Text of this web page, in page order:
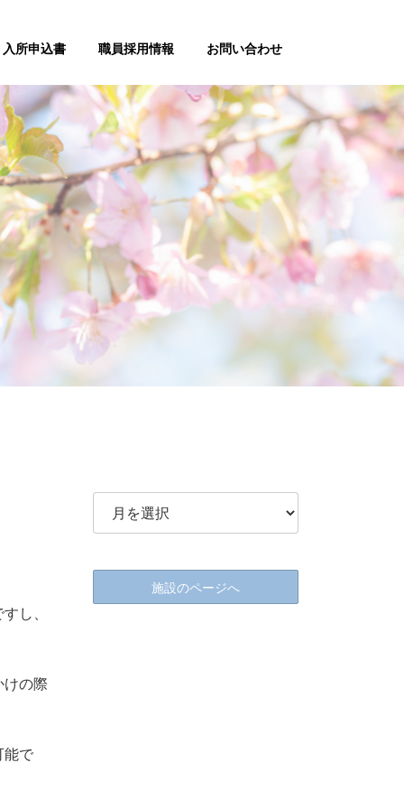
入所申込書 職員採用情報 お問い合わせ
し、
けの際
能で
施設のページへ